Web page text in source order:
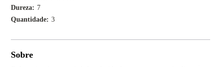
Dureza
7
Quantidade
3
Sobre